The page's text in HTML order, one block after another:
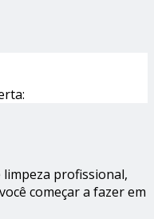
limpeza profissional,
começar a fazer em